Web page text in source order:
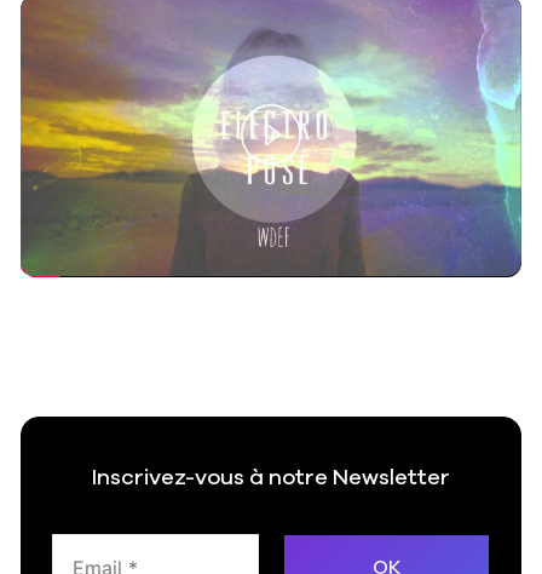
Play
Video
Inscrivez-vous à notre Newsletter